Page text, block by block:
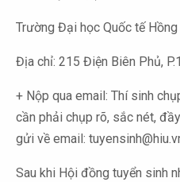
Trường Đại học Quốc tế Hồng
Địa chỉ: 215 Điện Biên Phủ,
+ Nộp qua email: Thí sinh
cần phải chụp rõ, sắc nét,
gửi về email:
Sau khi Hội đồng tuyển sinh